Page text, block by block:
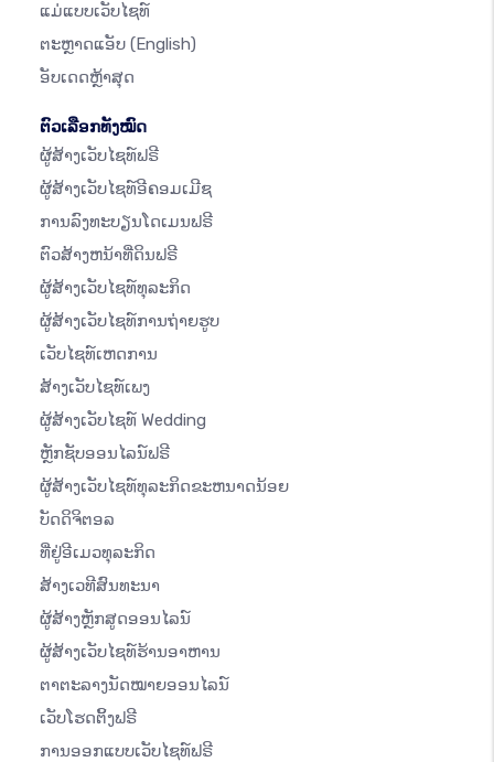
ແມ່ແບບເວັບໄຊທ໌
ຕະຫຼາດແອັບ (English)
ອັບເດດຫຼ້າສຸດ
ຕົວເລືອກທັງໝົດ
ຜູ້ສ້າງເວັບໄຊທ໌ຟຣີ
ຜູ້ສ້າງເວັບໄຊທ໌ອີຄອມເມີຊ
ການລົງທະບຽນໂດເມນຟຣີ
ຕົວສ້າງຫນ້າທີ່ດິນຟຣີ
ຜູ້ສ້າງເວັບໄຊທ໌ທຸລະກິດ
ຜູ້ສ້າງເວັບໄຊທ໌ການຖ່າຍຮູບ
ເວັບໄຊທ໌ເຫດການ
ສ້າງເວັບໄຊທ໌ເພງ
ຜູ້ສ້າງເວັບໄຊທ໌ Wedding
ຫຼັກຊັບອອນໄລນ໌ຟຣີ
ຜູ້ສ້າງເວັບໄຊທ໌ທຸລະກິດຂະຫນາດນ້ອຍ
ບັດດິຈິຕອລ
ທີ່ຢູ່ອີເມວທຸລະກິດ
ສ້າງເວທີສົນທະນາ
ຜູ້ສ້າງຫຼັກສູດອອນໄລນ໌
ຜູ້ສ້າງເວັບໄຊທ໌ຮ້ານອາຫານ
ຕາຕະລາງນັດໝາຍອອນໄລນ໌
ເວັບໂຮດຕິ້ງຟຣີ
ການອອກແບບເວັບໄຊທ໌ຟຣີ